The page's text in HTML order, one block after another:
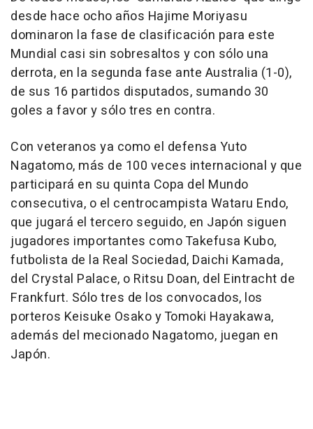
desde hace ocho años Hajime Moriyasu
dominaron la fase de clasificación para este
Mundial casi sin sobresaltos y con sólo una
derrota, en la segunda fase ante Australia (1-0),
de sus 16 partidos disputados, sumando 30
goles a favor y sólo tres en contra.
Con veteranos ya como el defensa Yuto
Nagatomo, más de 100 veces internacional y que
participará en su quinta Copa del Mundo
consecutiva, o el centrocampista Wataru Endo,
que jugará el tercero seguido, en Japón siguen
jugadores importantes como Takefusa Kubo,
futbolista de la Real Sociedad, Daichi Kamada,
del Crystal Palace, o Ritsu Doan, del Eintracht de
Frankfurt. Sólo tres de los convocados, los
porteros Keisuke Osako y Tomoki Hayakawa,
además del mecionado Nagatomo, juegan en
Japón.